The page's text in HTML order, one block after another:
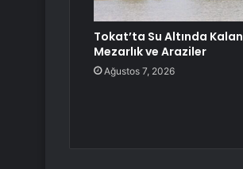
Tokat’ta Su Altında Kalan
Mezarlık ve Araziler
Ağustos 7, 2026